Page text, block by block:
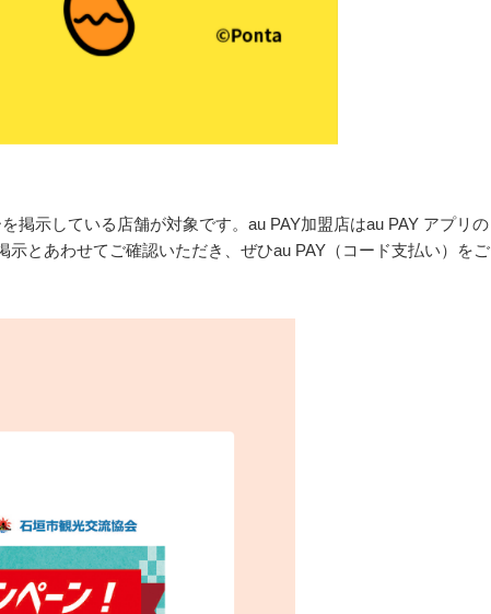
掲示している店舗が対象です。au PAY加盟店はau PAY アプリの
示とあわせてご確認いただき、ぜひau PAY（コード支払い）をご